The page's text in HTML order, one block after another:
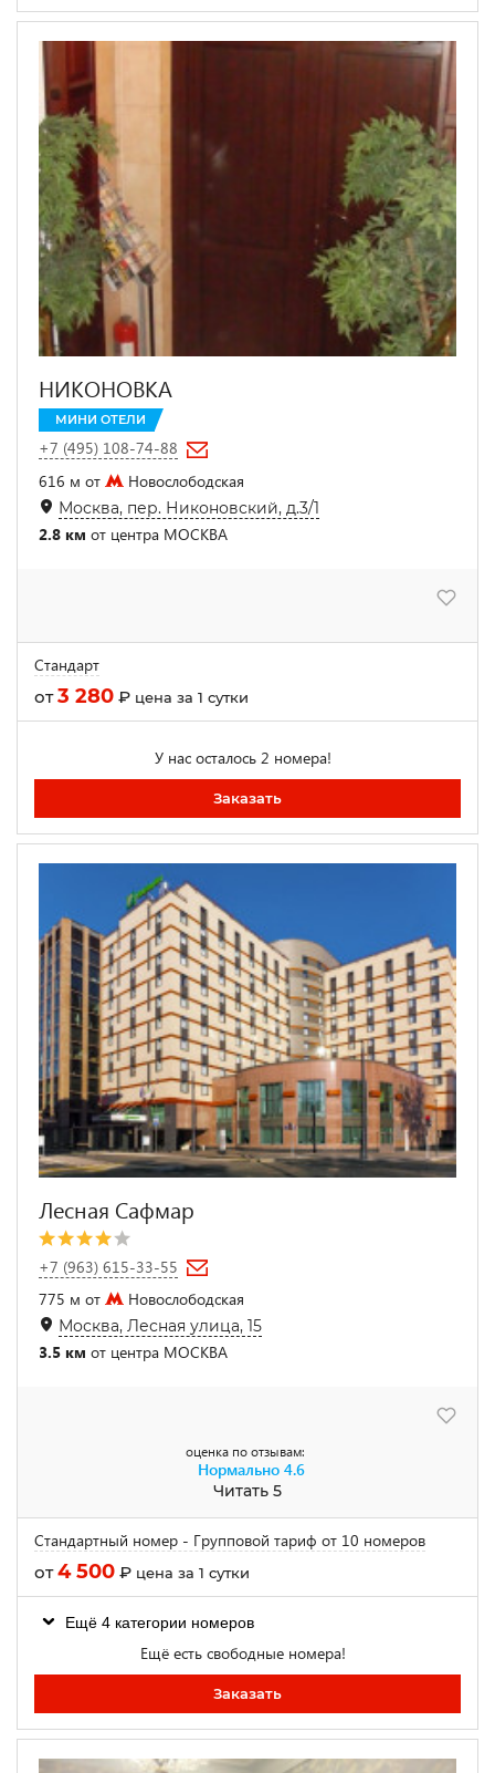
НИКОНОВКА
МИНИ ОТЕЛИ
+7 (495) 108-74-88
616 м от
Новослободская
Москва, пер. Никоновский, д.3/1
2.8 км от центра МОСКВА
Стандарт
от3 280 ₽ цена за 1 сутки
У нас осталось 2 номера!
Заказать
Лесная Сафмар
+7 (963) 615-33-55
775 м от
Новослободская
Москва, Лесная улица, 15
3.5 км от центра МОСКВА
оценка по отзывам:
Нормально 4.6
Читать 5
Стандартный номер - Групповой тариф от 10 номеров
от4 500 ₽ цена за 1 сутки
Ещё 4 категории номеров
Ещё есть свободные номера!
Заказать